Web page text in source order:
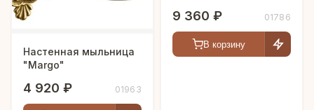
Настенная мыльница
"Margo"
4 920 ₽ 01963
9 360 ₽ 01786
В корзину